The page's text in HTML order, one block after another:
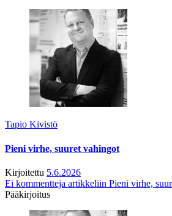
Tapio Kivistö
Pieni virhe, suuret vahingot
Kirjoitettu 5.6.2026
Ei kommentteja artikkeliin Pieni virhe,
Pääkirjoitus